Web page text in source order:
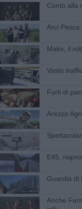
Conto alla
Arci
Mako, il
Vasto
Furti di
Arezzo
​E45,
Guardia di
Anche